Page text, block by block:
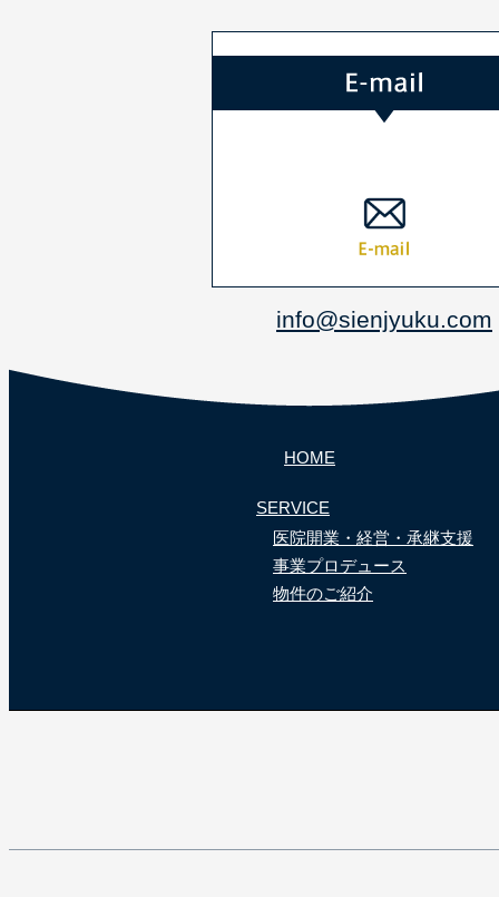
info@sienjyuku.com
HOME
SERVICE
医院開業・経営・承継支援
事業プロデュース
物件のご紹介